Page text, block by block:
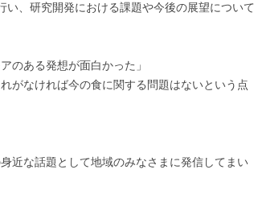
、研究開発における課題や今後の展望について
のある発想が面白かった」
がなければ今の食に関する問題はないという点
近な話題として地域のみなさまに発信してまい